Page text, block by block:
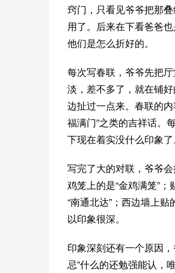
窍门，只看见爷爷把那
用了。后来在下看爸爸
他们是怎么折好的。
每次写春联，爷爷先把
淡，差不多了，就在铺
边扯过一点来。春联的
福满门”之类的吉祥话。
下现在着实没什么印象了
写完了大的对联，爷爷
鸡笼上的是“金鸡满笼”；
“南通北达”；西边墙上
以印象很深。
印象深刻还有一个原因
忌”什么的还勉强能认，